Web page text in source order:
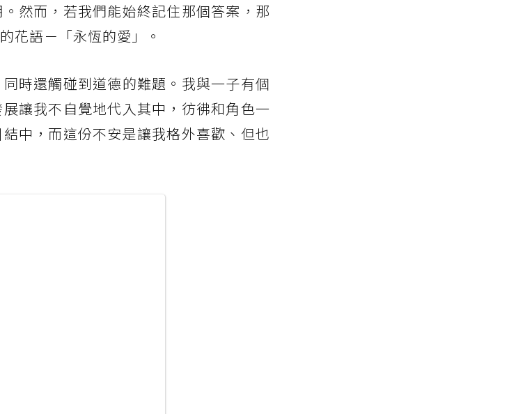
然而，若我們能始終記住那個答案，那
花語－「永恆的愛」。
時還觸碰到道德的難題。我與一子有個
讓我不自覺地代入其中，彷彿和角色一
中，而這份不安是讓我格外喜歡、但也